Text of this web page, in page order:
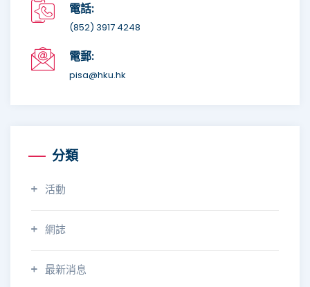
電話:
(852) 3917 4248
電郵:
pisa@hku.hk
分類
活動
網誌
最新消息